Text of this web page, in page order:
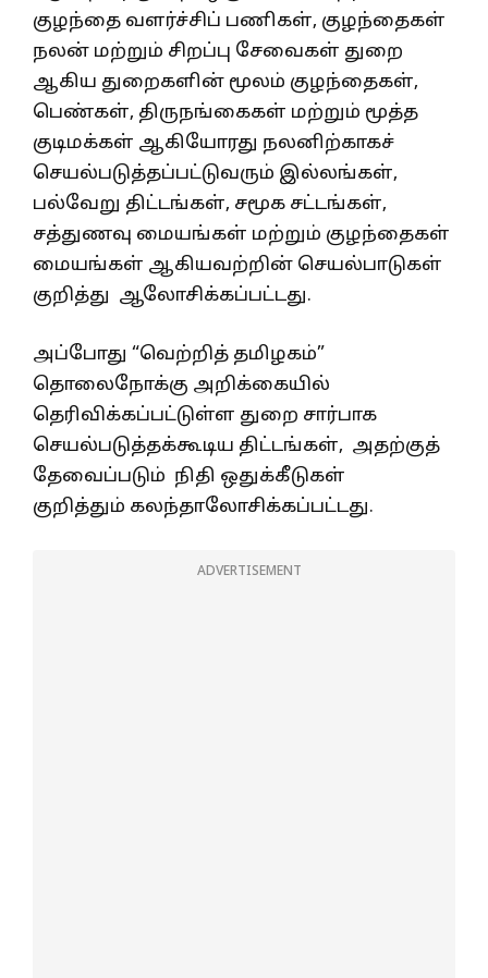
குழந்தை வளர்ச்சிப் பணிகள், குழந்தைகள்
நலன் மற்றும் சிறப்பு சேவைகள் துறை
ஆகிய துறைகளின் மூலம் குழந்தைகள்,
பெண்கள், திருநங்கைகள் மற்றும் மூத்த
குடிமக்கள் ஆகியோரது நலனிற்காகச்
செயல்படுத்தப்பட்டுவரும் இல்லங்கள்,
பல்வேறு திட்டங்கள், சமூக சட்டங்கள்,
சத்துணவு மையங்கள் மற்றும் குழந்தைகள்
மையங்கள் ஆகியவற்றின் செயல்பாடுகள்
குறித்து ஆலோசிக்கப்பட்டது.
அப்போது “வெற்றித் தமிழகம்”
தொலைநோக்கு அறிக்கையில்
தெரிவிக்கப்பட்டுள்ள துறை சார்பாக
செயல்படுத்தக்கூடிய திட்டங்கள், அதற்குத்
தேவைப்படும் நிதி ஒதுக்கீடுகள்
குறித்தும் கலந்தாலோசிக்கப்பட்டது.
ADVERTISEMENT